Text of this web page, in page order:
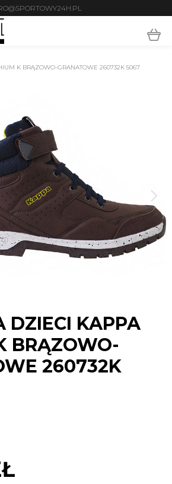
K BRĄZOWO-GRANATOWE 260732K 5067
DZIECI KAPPA
BRĄZOWO-
260732K